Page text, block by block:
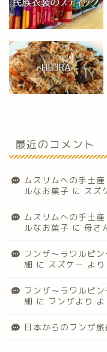
最近のコメント
ムスリムへの手土
ルなお菓子 に スズ
ムスリムへの手土
ルなお菓子 に 母さ
フンザ〜ラワルピ
細 に スズケー より
フンザ〜ラワルピ
細 に フンザより よ
日本からのフンザ